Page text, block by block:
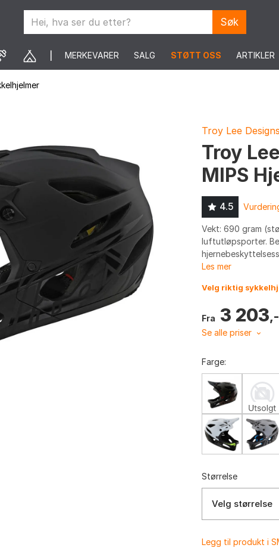
Søk
MERKEVARER SALG STØTT OSS ARTIKLER
Troy Lee Designs
Troy
MIPS
4.5
Vekt: 690 gram
luftutløpsporter.
Les mer
Velg riktig
Fra 3 203,-
Se alle priser
Farge:
Størrelse
Velg størrelse
Legg til produkt i